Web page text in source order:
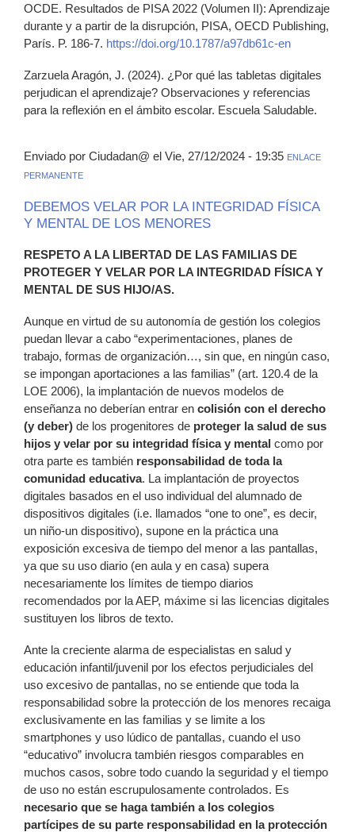
OCDE. Resultados de PISA 2022 (Volumen II): Aprendizaje
durante y a partir de la disrupción, PISA, OECD Publishing,
París. P. 186-7. https://doi.org/10.1787/a97db61c-en
Zarzuela Aragón, J. (2024). ¿Por qué las tabletas digitales
perjudican el aprendizaje? Observaciones y referencias
para la reflexión en el ámbito escolar. Escuela Saludable.
Enviado por Ciudadan@ el Vie, 27/12/2024 - 19:35 ENLACE
PERMANENTE
DEBEMOS VELAR POR LA INTEGRIDAD FÍSICA
Y MENTAL DE LOS MENORES
RESPETO A LA LIBERTAD DE LAS FAMILIAS DE
PROTEGER Y VELAR POR LA INTEGRIDAD FÍSICA Y
MENTAL DE SUS HIJO/AS.
Aunque en virtud de su autonomía de gestión los colegios
puedan llevar a cabo “experimentaciones, planes de
trabajo, formas de organización…, sin que, en ningún caso,
se impongan aportaciones a las familias” (art. 120.4 de la
LOE 2006), la implantación de nuevos modelos de
enseñanza no deberían entrar en colisión con el derecho
(y deber) de los progenitores de proteger la salud de sus
hijos y velar por su integridad física y mental como por
otra parte es también responsabilidad de toda la
comunidad educativa. La implantación de proyectos
digitales basados en el uso individual del alumnado de
dispositivos digitales (i.e. llamados “one to one”, es decir,
un niño-un dispositivo), supone en la práctica una
exposición excesiva de tiempo del menor a las pantallas,
ya que su uso diario (en aula y en casa) supera
necesariamente los límites de tiempo diarios
recomendados por la AEP, máxime si las licencias digitales
sustituyen los libros de texto.
Ante la creciente alarma de especialistas en salud y
educación infantil/juvenil por los efectos perjudiciales del
uso excesivo de pantallas, no se entiende que toda la
responsabilidad sobre la protección de los menores recaiga
exclusivamente en las familias y se limite a los
smartphones y uso lúdico de pantallas, cuando el uso
“educativo” involucra también riesgos comparables en
muchos casos, sobre todo cuando la seguridad y el tiempo
de uso no están escrupulosamente controlados. Es
necesario que se haga también a los colegios
partícipes de su parte responsabilidad en la protección